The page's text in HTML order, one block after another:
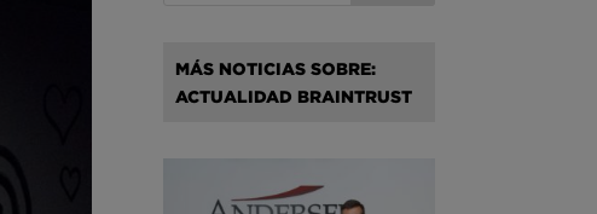
MÁS NOTICIAS SOBRE:
ACTUALIDAD BRAINTRUST